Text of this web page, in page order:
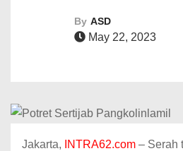
By ASD
May 22, 2023
Jakarta, INTRA62.com – Serah